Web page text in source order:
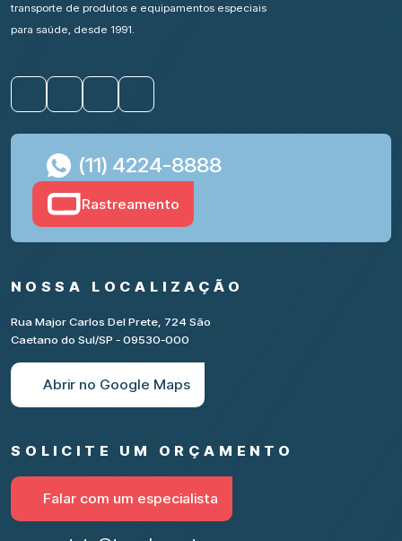
transporte de produtos e equipamentos especiais
para saúde, desde 1991.
(11) 4224-8888
Rastreamento
NOSSA LOCALIZAÇÃO
Rua Major Carlos Del Prete, 724 São
Caetano do Sul/SP - 09530-000
Abrir no Google Maps
SOLICITE UM ORÇAMENTO
Falar com um especialista